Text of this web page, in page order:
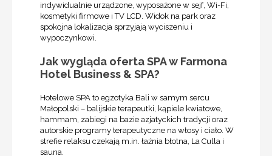
indywidualnie urządzone, wyposażone w sejf, Wi-Fi,
kosmetyki firmowe i TV LCD. Widok na park oraz
spokojna lokalizacja sprzyjają wyciszeniu i
wypoczynkowi.
Jak wygląda oferta SPA w Farmona
Hotel Business & SPA?
Hotelowe SPA to egzotyka Bali w samym sercu
Małopolski – balijskie terapeutki, kąpiele kwiatowe,
hammam, zabiegi na bazie azjatyckich tradycji oraz
autorskie programy terapeutyczne na włosy i ciało. W
strefie relaksu czekają m.in. łaźnia błotna, La Culla i
sauna.